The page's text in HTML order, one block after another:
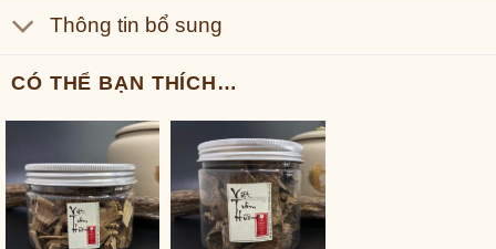
Thông tin bổ sung
CÓ THỂ BẠN THÍCH…